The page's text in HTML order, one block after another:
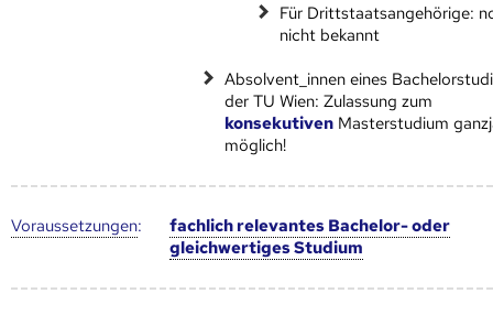
Für Drittstaatsangehörige:
nicht bekannt
Absolvent_innen eines
der TU Wien: Zulassung​​​​ zum
konsekutiven Masterstudium
möglich!
Voraus­setzungen:
fachlich relevantes Bachelor- oder
gleichwertiges Studium